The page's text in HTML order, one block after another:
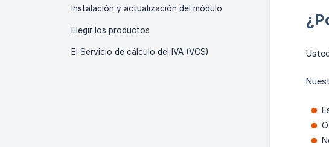
Instalación y actualización del módulo
Elegir los productos
El Servicio de cálculo del IVA (VCS)